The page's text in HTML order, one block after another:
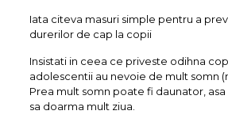
Iata citeva masuri simple pentru a
durerilor de cap la copii
Insistati in ceea ce priveste odihna
adolescentii au nevoie de mult somn
Prea mult somn poate fi daunator,
sa doarma mult ziua.